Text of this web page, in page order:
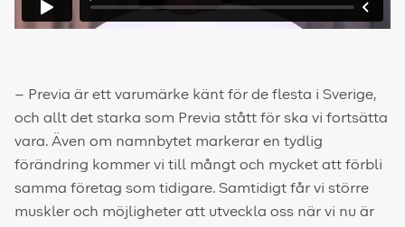
– Previa är ett varumärke känt för de flesta i Sverige,
och allt det starka som Previa stått för ska vi fortsätta
vara. Även om namnbytet markerar en tydlig
förändring kommer vi till mångt och mycket att förbli
samma företag som tidigare. Samtidigt får vi större
muskler och möjligheter att utveckla oss när vi nu är